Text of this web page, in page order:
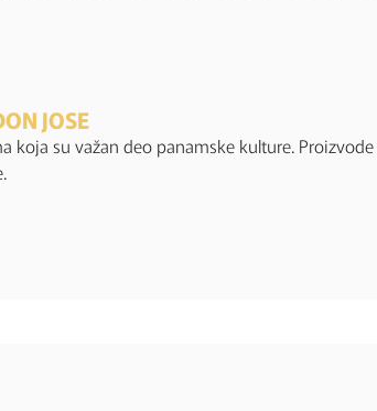
JOSE
koja su važan deo panamske kulture.